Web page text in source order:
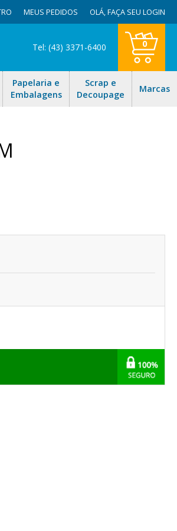
MEUS PEDIDOS OLÁ,FAÇA SEU LOGIN
Tel: (43) 3371-6400 0
Papelaria e
Embalagens
Scrap e
Decoupage
Marcas